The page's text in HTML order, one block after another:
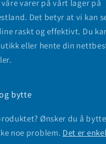
varer på vårt lager på
Det betyr at vi kan
raskt og effektivt. Du
eller hente din
bytte
Ønsker du å
noe problem. Det er